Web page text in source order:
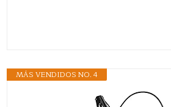
MÁS VENDIDOS NO. 4